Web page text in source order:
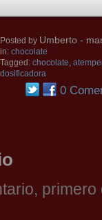
Posted by Umberto -
in: chocolate
Tagged: chocolate,
dosificadora
0